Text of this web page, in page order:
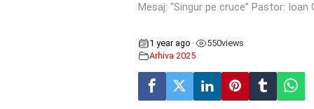
Mesaj: “Singur pe cruce” Pastor: Ioan
1 year ago • 550views
Arhiva 2025